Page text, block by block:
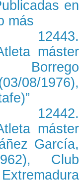
en
más
12443.
máster
Borrego
08/1976),
12442.
máster
García,
Club